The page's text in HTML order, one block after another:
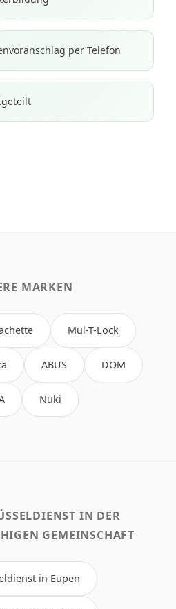
per Telefon
MARKEN
Mul-T-Lock
ABUS DOM
Nuki
IN DER
GEMEINSCHAFT
in Eupen